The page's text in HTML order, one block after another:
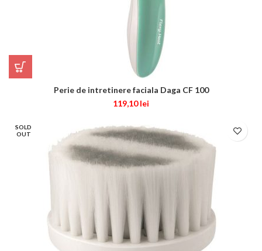
Perie de intretinere faciala Daga CF 100
119,10lei
SOLD
OUT